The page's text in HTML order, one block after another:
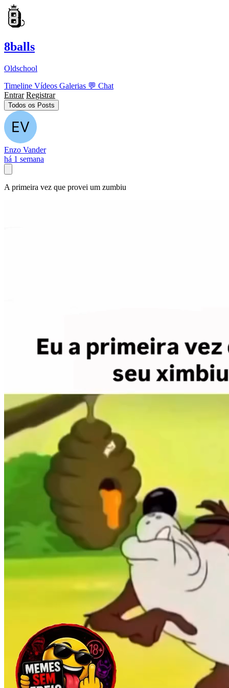
8balls
Oldschool
Timeline Vídeos Galerias 💬 Chat
Entrar Registrar
Todos os Posts
Enzo Vander
há 1 semana
A primeira vez que provei um zumbiu